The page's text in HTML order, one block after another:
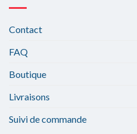
Contact
FAQ
Boutique
Livraisons
Suivi de commande